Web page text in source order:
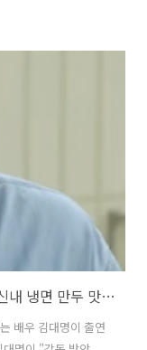
방문했던 단골 장어
신했을 때부터 방문
이돌아왔다 심형탁
방송에서 소개된 심
'금남리 민물장
이브 코스길에 자리
냉장고를부탁해 냉부해 김대명 추천 연신내 냉면 만두 맛집 위치 및 방문팁
배우 김대명이 출연